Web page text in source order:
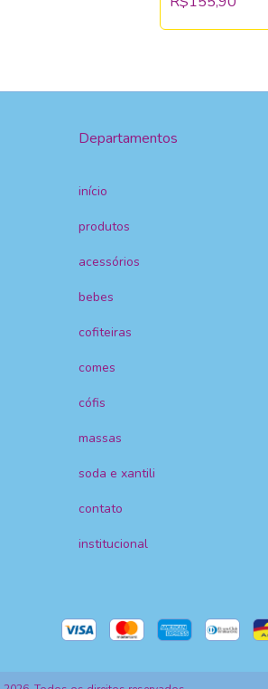
Departamentos
início
produtos
acessórios
bebes
cofiteiras
comes
cófis
massas
soda e xantili
contato
institucional